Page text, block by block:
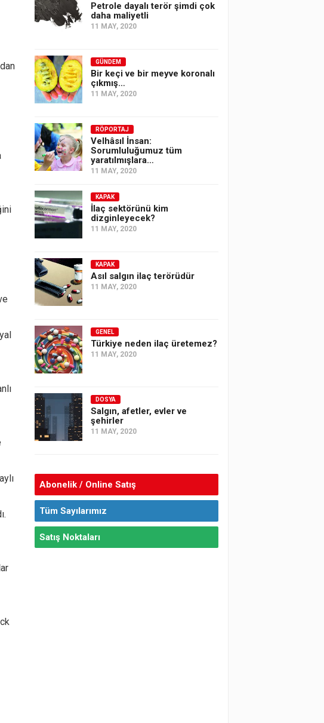
Petrole dayalı terör şimdi çok
daha maliyetli
11 MAY, 2020
GÜNDEM
Bir keçi ve bir meyve koronalı
çıkmış…
11 MAY, 2020
RÖPORTAJ
Velhâsıl İnsan:
Sorumluluğumuz tüm
yaratılmışlara…
11 MAY, 2020
KAPAK
İlaç sektörünü kim
dizginleyecek?
11 MAY, 2020
KAPAK
Asıl salgın ilaç terörüdür
11 MAY, 2020
GENEL
Türkiye neden ilaç üretemez?
11 MAY, 2020
DOSYA
Salgın, afetler, evler ve
şehirler
11 MAY, 2020
Abonelik / Online Satış
Tüm Sayılarımız
Satış Noktaları